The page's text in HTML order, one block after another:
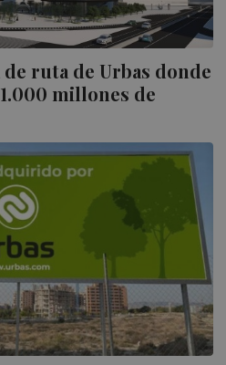
de ruta de Urbas donde
millones de